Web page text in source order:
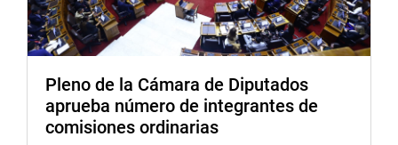
Pleno de la Cámara de Diputados
aprueba número de integrantes de
comisiones ordinarias